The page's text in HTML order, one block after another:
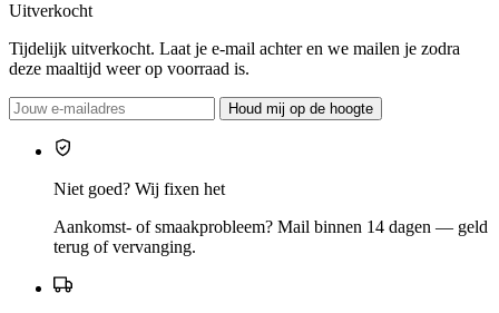
Uitverkocht
Tijdelijk uitverkocht. Laat je e-mail achter en we mailen je zodra
deze maaltijd weer op voorraad is.
Houd mij op de hoogte
Niet goed? Wij fixen het
Aankomst- of smaakprobleem? Mail binnen 14 dagen — geld
terug of vervanging.